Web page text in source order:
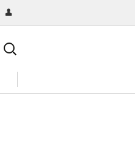
Rechercher